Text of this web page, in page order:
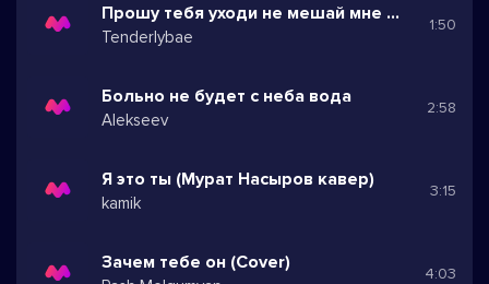
Прошу тебя уходи не мешай мне жит
Tenderlybae
1:50
Больно не будет с неба вода
Alekseev
2:58
Я это ты (Мурат Насыров кавер)
kamik
3:15
Зачем тебе он (Cover)
4:03